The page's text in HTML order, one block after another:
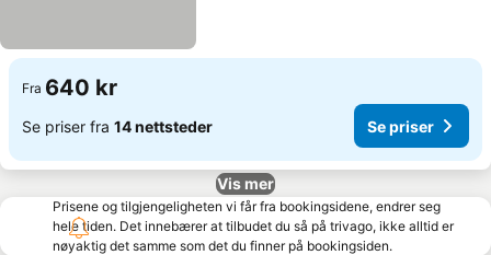
Fra 640 kr
Se priser fra 14 nettsteder Se priser
Vis mer
Prisene og tilgjengeligheten vi får fra bookingsidene, endrer seg
hele tiden. Det innebærer at tilbudet du så på trivago, ikke alltid er
nøyaktig det samme som det du finner på bookingsiden.